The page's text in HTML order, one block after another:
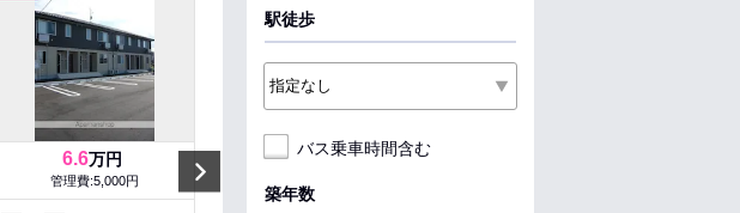
6.6万円
管理費:5,000円
6.7 万円
駅徒歩
バス乗車時間含む
築年数